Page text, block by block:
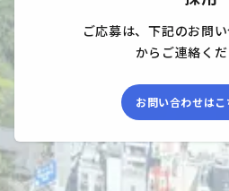
ご応募は、下記のお問
からご連絡くだ
お問い合わせはこ